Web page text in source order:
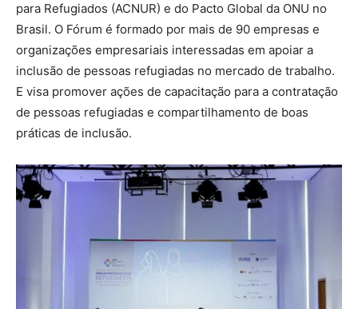
para Refugiados (ACNUR) e do Pacto Global da ONU no
Brasil. O Fórum é formado por mais de 90 empresas e
organizações empresariais interessadas em apoiar a
inclusão de pessoas refugiadas no mercado de trabalho.
E visa promover ações de capacitação para a contratação
de pessoas refugiadas e compartilhamento de boas
práticas de inclusão.